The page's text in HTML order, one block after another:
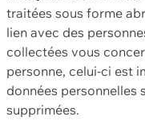
traitées sous forme
lien avec des
collectées vous
personne, celui-ci est
données personnelles
supprimées.